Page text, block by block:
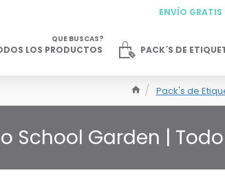
ENVÍO
LOS PRODUCTOS
QUE BUSCAS?
PACK´S DE
Pack's de
School Garden |